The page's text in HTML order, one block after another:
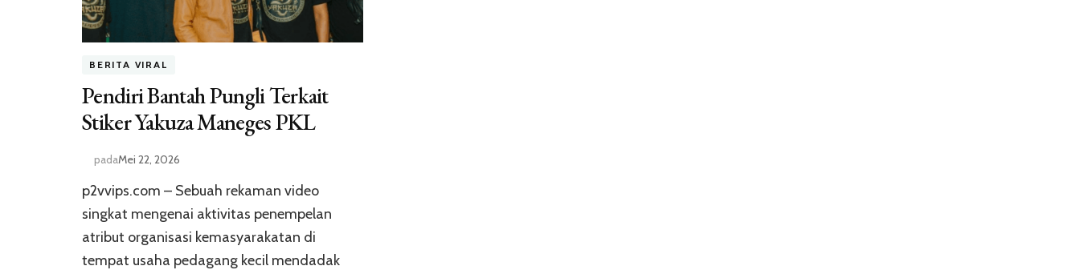
BERITA VIRAL
Pendiri Bantah Pungli Terkait
Stiker Yakuza Maneges PKL
padaMei 22, 2026
p2vvips.com – Sebuah rekaman video
singkat mengenai aktivitas penempelan
atribut organisasi kemasyarakatan di
tempat usaha pedagang kecil mendadak